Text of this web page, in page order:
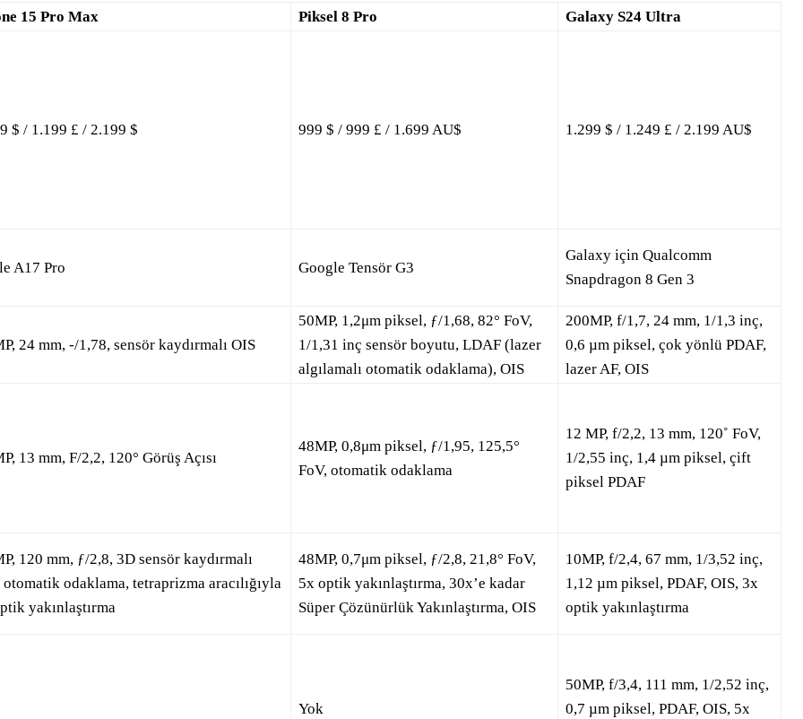
15 Pro Max
Piksel 8 Pro
Galaxy S24 Ultra
$ / 1.199 £ / 2.199 $ 999 $ / 999 £ / 1.699 AU$ 1.299 $ / 1.249 £ / 2.199 AU$
A17 Pro Google Tensör G3
Galaxy için Qualcomm
Snapdragon 8 Gen 3
24 mm, ‑/1,78, sensör kaydırmalı OIS
50MP, 1,2μm piksel, ƒ/1,68, 82° FoV,
1/1,31 inç sensör boyutu, LDAF (lazer
algılamalı otomatik odaklama), OIS
200MP, f/1,7, 24 mm, 1/1,3 inç,
0,6 µm piksel, çok yönlü PDAF,
lazer AF, OIS
13 mm, F/2,2, 120° Görüş Açısı
48MP, 0,8μm piksel, ƒ/1,95, 125,5°
FoV, otomatik odaklama
12 MP, f/2,2, 13 mm, 120˚ FoV,
1/2,55 inç, 1,4 µm piksel, çift
piksel PDAF
120 mm, ƒ/2,8, 3D sensör kaydırmalı
otomatik odaklama, tetraprizma aracılığıyla
yakınlaştırma
48MP, 0,7μm piksel, ƒ/2,8, 21,8° FoV,
5x optik yakınlaştırma, 30x’e kadar
Süper Çözünürlük Yakınlaştırma, OIS
10MP, f/2,4, 67 mm, 1/3,52 inç,
1,12 µm piksel, PDAF, OIS, 3x
optik yakınlaştırma
Yok
50MP, f/3,4, 111 mm, 1/2,52 inç,
0,7 µm piksel, PDAF, OIS, 5x